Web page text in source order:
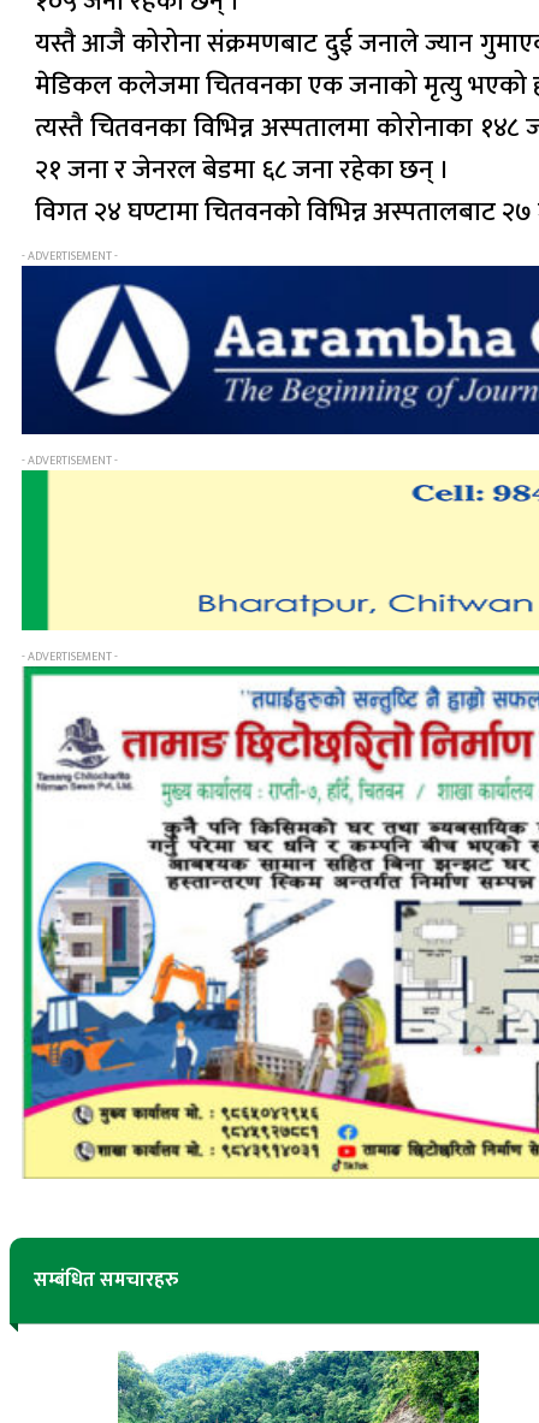
यस्तै आजै कोरोना संक्रमणबाट दुई जनाले ज्यान
मेडिकल कलेजमा चितवनका एक जनाको मृत्यु भएको
त्यस्तै चितवनका विभिन्न अस्पतालमा कोरोनाका
२१ जना र जेनरल बेडमा ६८ जना रहेका छन् ।
विगत २४ घण्टामा चितवनको विभिन्न अस्पतालबाट
- ADVERTISEMENT -
- ADVERTISEMENT -
- ADVERTISEMENT -
सम्बंधित समचारहरु